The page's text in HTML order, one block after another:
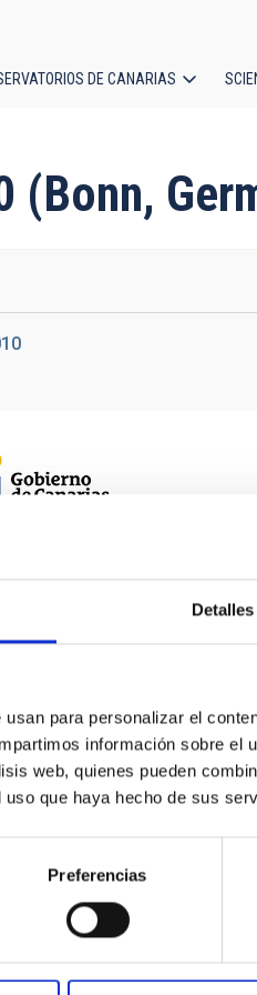
Detalles
para personalizar el
información sobre el
web, quienes pueden
que haya hecho de sus
Preferencias
DE CANARIAS
(Bonn,
and anti-fraud policy
and diversity